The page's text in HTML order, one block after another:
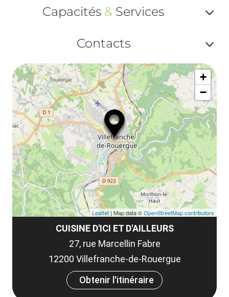
Capacités & Services
ou
Contacts
ou
CUISINE D'ICI ET D'AILLEURS
27, rue Marcellin Fabre
12200 Villefranche-de-Rouergue
Obtenir l'itinéraire
+
−
Leaflet | Map data ©OpenStreetMap contributors